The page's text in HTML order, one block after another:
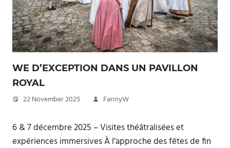
WE D’EXCEPTION DANS UN PAVILLON
ROYAL
22 November 2025 FannyW
6 & 7 décembre 2025 – Visites théâtralisées et
expériences immersives À l’approche des fêtes de fin